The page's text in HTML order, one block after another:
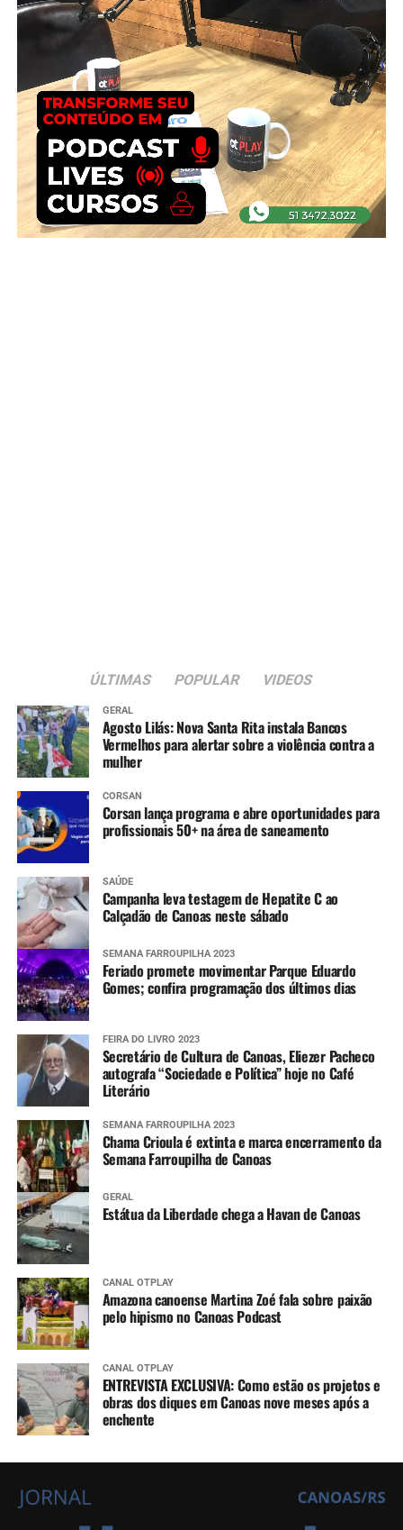
ÚLTIMAS POPULAR VIDEOS
GERAL
Agosto Lilás: Nova Santa Rita instala Bancos
Vermelhos para alertar sobre a violência contra a
mulher
CORSAN
Corsan lança programa e abre oportunidades para
profissionais 50+ na área de saneamento
SAÚDE
Campanha leva testagem de Hepatite C ao
Calçadão de Canoas neste sábado
SEMANA FARROUPILHA 2023
Feriado promete movimentar Parque Eduardo
Gomes; confira programação dos últimos dias
FEIRA DO LIVRO 2023
Secretário de Cultura de Canoas, Eliezer Pacheco
autografa “Sociedade e Política” hoje no Café
Literário
SEMANA FARROUPILHA 2023
Chama Crioula é extinta e marca encerramento da
Semana Farroupilha de Canoas
GERAL
Estátua da Liberdade chega a Havan de Canoas
CANAL OTPLAY
Amazona canoense Martina Zoé fala sobre paixão
pelo hipismo no Canoas Podcast
CANAL OTPLAY
ENTREVISTA EXCLUSIVA: Como estão os projetos e
obras dos diques em Canoas nove meses após a
enchente